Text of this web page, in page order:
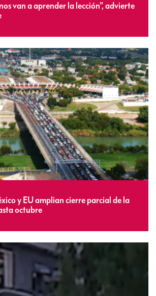
van a aprender la lección”, advierte
y EU amplian cierre parcial de la
octubre